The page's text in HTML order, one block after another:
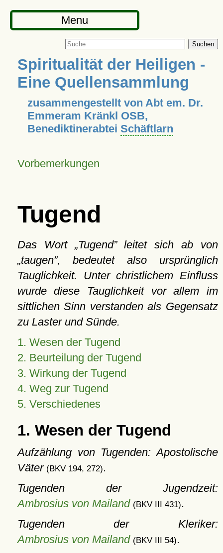
Menu
Suchen
Spiritualität der Heiligen -
Eine Quellensammlung
zusammengestellt von Abt em. Dr.
Emmeram Kränkl OSB,
Benediktinerabtei Schäftlarn
Vorbemerkungen
Tugend
Das Wort Tugend leitet sich ab von
taugen , bedeutet also ursprünglich
Tauglichkeit. Unter christlichem Einfluss
wurde diese Tauglichkeit vor allem im
sittlichen Sinn verstanden als Gegensatz
zu Laster und Sünde.
1. Wesen der Tugend
2. Beurteilung der Tugend
3. Wirkung der Tugend
4. Weg zur Tugend
5. Verschiedenes
1. Wesen der Tugend
Aufzählung von Tugenden: Apostolische
Väter (BKV 194, 272).
Tugenden der Jugendzeit:
Ambrosius von Mailand (BKV III 431).
Tugenden der Kleriker:
Ambrosius von Mailand (BKV III 54).